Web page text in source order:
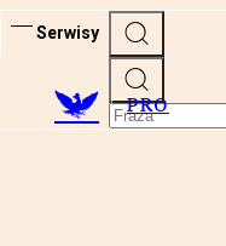
Serwisy
PRO